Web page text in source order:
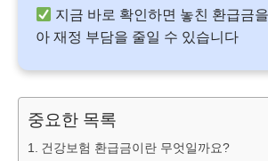
지금 바로 확인하면 놓친 환급금
아 재정 부담을 줄일 수 있습니다
중요한 목록
건강보험 환급금이란 무엇일까요?